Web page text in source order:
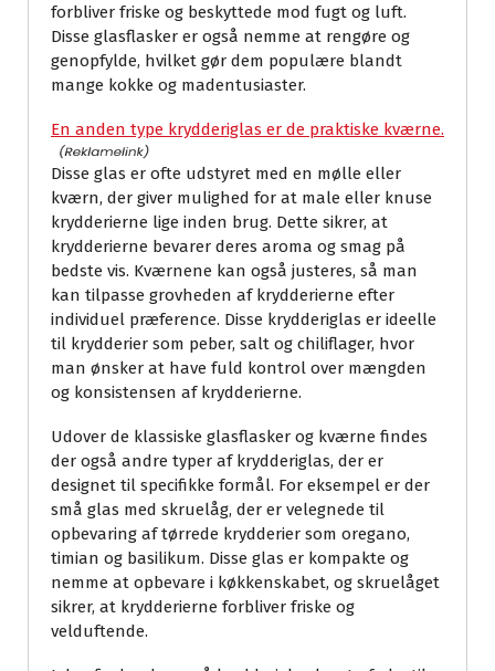
forbliver friske og beskyttede mod fugt og luft.
Disse glasflasker er også nemme at rengøre og
genopfylde, hvilket gør dem populære blandt
mange kokke og madentusiaster.
En anden type krydderiglas er de praktiske kværne.
Disse glas er ofte udstyret med en mølle eller
kværn, der giver mulighed for at male eller knuse
krydderierne lige inden brug. Dette sikrer, at
krydderierne bevarer deres aroma og smag på
bedste vis. Kværnene kan også justeres, så man
kan tilpasse grovheden af krydderierne efter
individuel præference. Disse krydderiglas er ideelle
til krydderier som peber, salt og chiliflager, hvor
man ønsker at have fuld kontrol over mængden
og konsistensen af krydderierne.
Udover de klassiske glasflasker og kværne findes
der også andre typer af krydderiglas, der er
designet til specifikke formål. For eksempel er der
små glas med skruelåg, der er velegnede til
opbevaring af tørrede krydderier som oregano,
timian og basilikum. Disse glas er kompakte og
nemme at opbevare i køkkenskabet, og skruelåget
sikrer, at krydderierne forbliver friske og
velduftende.